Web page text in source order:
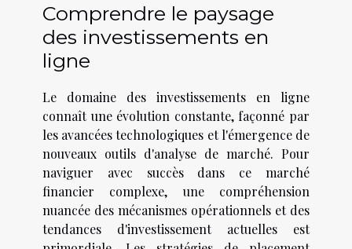
Comprendre le paysage
des investissements en
ligne
Le domaine des investissements en ligne
connaît une évolution constante, façonné par
les avancées technologiques et l'émergence de
nouveaux outils d'analyse de marché. Pour
naviguer avec succès dans ce marché
financier complexe, une compréhension
nuancée des mécanismes opérationnels et des
tendances d'investissement actuelles est